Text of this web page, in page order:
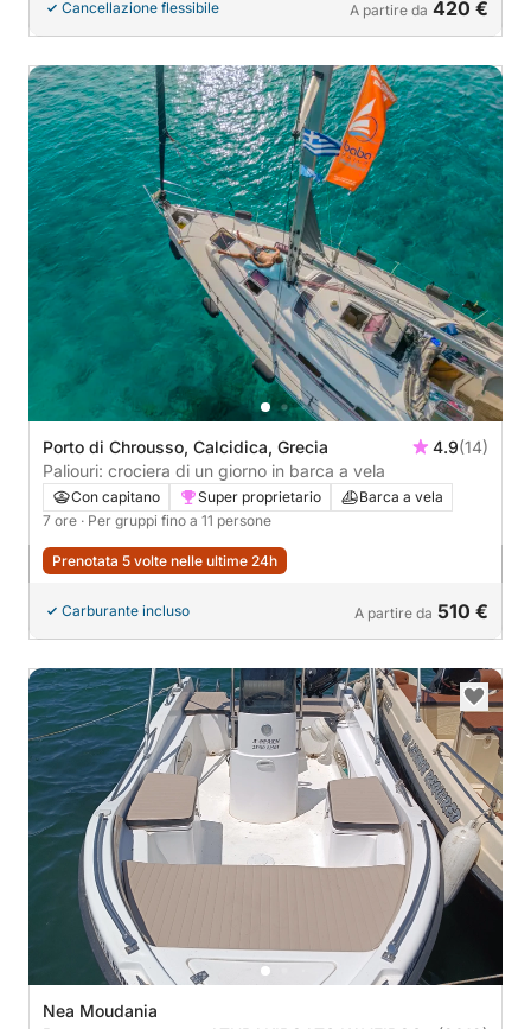
Cancellazione flessibile A partire da 420 €
Porto di Chrousso, Calcidica, Grecia 4.9(14)
Paliouri: crociera di un giorno in barca a vela
Con capitano Super proprietario
Barca a vela
7 ore · Per gruppi fino a 11 persone
Prenotata 5 volte nelle ultime 24h
Carburante incluso A partire da 510 €
Nea Moudania